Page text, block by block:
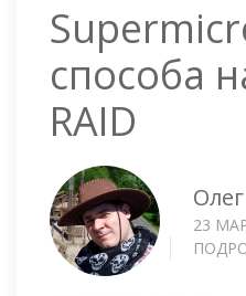
способа
RAID
Олег
23